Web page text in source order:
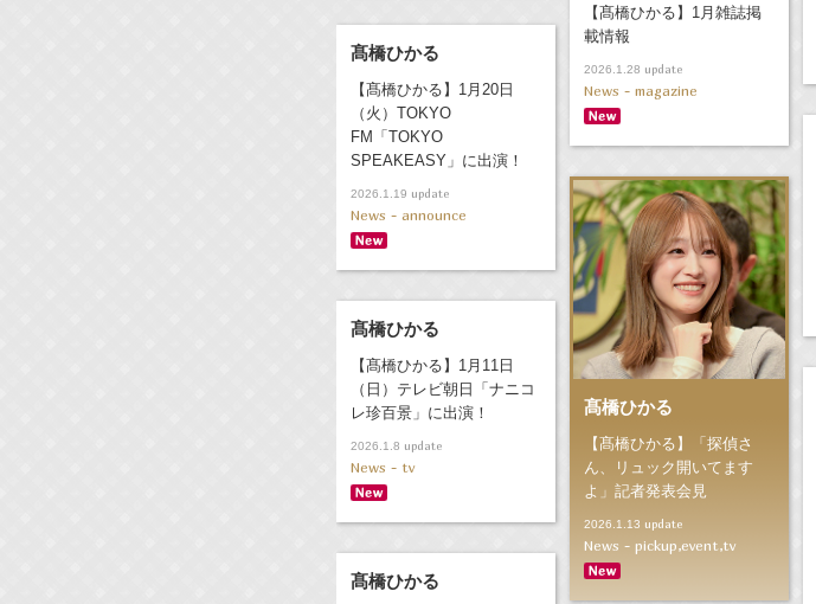
【髙橋ひかる】1月雑誌掲
載情報
2026.1.28 update
News - magazine
髙橋ひかる
【髙橋ひかる】1月20日
（火）TOKYO
FM「TOKYO
SPEAKEASY」に出演！
2026.1.19 update
News - announce
髙橋ひかる
【髙橋ひかる】「探偵さ
ん、リュック開いてます
よ」記者発表会見
2026.1.13 update
News - pickup,event,tv
髙橋ひかる
【髙橋ひかる】1月11日
（日）テレビ朝日「ナニコ
レ珍百景」に出演！
2026.1.8 update
News - tv
髙橋ひかる